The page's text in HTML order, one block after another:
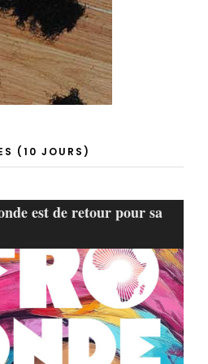
(10 JOURS)
est de retour pour sa